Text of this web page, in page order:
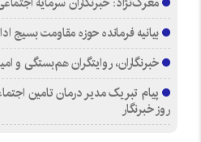
بیانیه فرمانده حوزه مقاومت بسیج
خبرنگاران، روایتگران هم‌بستگی
پیام تبریک مدیر درمان تامین
روز خبرنگار